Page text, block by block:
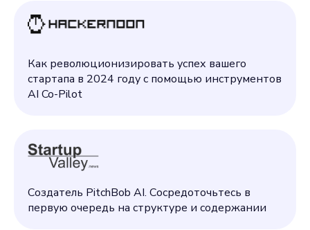
Как революционизировать успех вашего
стартапа в 2024 году с помощью инструментов
AI Co-Pilot
Создатель PitchBob AI. Сосредоточьтесь в
первую очередь на структуре и содержании